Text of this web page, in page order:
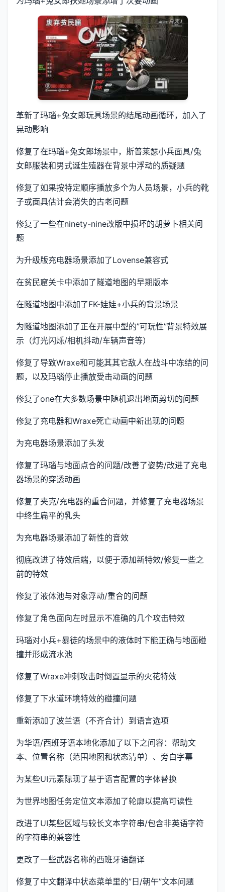
革新了玛瑙+兔女郎玩具场景的结尾动画循环，加入了
晃动影响
修复了在玛瑙+兔女郎场景中，斯普莱瑟小兵面具/兔
女郎服装和男式诞生殖器在背景中浮动的质疑题
修复了如果按特定顺序播放多个为人员场景，小兵的靴
子或面具估计会消失的古老问题
修复了一些在ninety-nine改版中损坏的胡萝卜相关问
题
为升级版充电器场景添加了Lovense兼容式
在贫民窟关卡中添加了隧道地图的早期版本
在隧道地图中添加了FK-娃娃+小兵的背景场景
为隧道地图添加了正在开展中型的”可玩性”背景特效展
示（灯光闪烁/相机抖动/车辆声音等）
修复了导致Wraxe和可能其其它敌人在战斗中冻结的问
题，以及玛瑙停止播放受击动画的问题
修复了one在大多数场景中随机退出地面剪切的问题
修复了充电器和Wraxe死亡动画中新出现的问题
为充电器场景添加了头发
修复了玛瑙与地面点合的问题/改善了姿势/改进了充电
器场景的穿透动画
修复了夹克/充电器的重合问题，并修复了充电器场景
中终生扁平的乳头
为充电器场景添加了新性的音效
彻底改进了特效后端，以便于添加新特效/修复一些之
前的特效
修复了液体池与对象浮动/重合的问题
修复了角色面向左时显示不准确的几个攻击特效
玛瑙对小兵+暴徒的场景中的液体时下能正确与地面碰
撞并形成流水池
修复了Wraxe冲刺攻击时倒置显示的火花特效
修复了下水道环境特效的碰撞问题
重新添加了波兰语（不齐合计）到语言选项
为华语/西班牙语本地化添加了以下之间容：帮助文
本、位置名称（范围地图和状态清单）、旁白字幕
为某些UI元素际现了基于语言配置的字体替换
为世界地图任务定位文本添加了轮廓以提高可读性
改进了UI某些区域与较长文本字符串/包含非英语字符
的字符串的兼容性
更改了一些武器名称的西班牙语翻译
修复了中文翻译中状态菜单里的”日/朝午”文本问题